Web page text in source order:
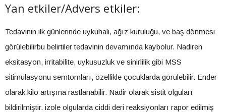
Yan etkiler/Advers etkiler:
Tedavinin ilk günlerinde uykuhali, ağız kuruluğu, ve baş dönmesi
görülebilirbu belirtiler tedavinin devamında kaybolur. Nadiren
eksitasyon, irritabilite, uykusuzluk ve sinirlilik gibi MSS
sitimülasyonu semtomları, özellikle çocuklarda görülebilir. Ender
olarak kilo artışına rastlanabilir. Nadir olarak sistit olguları
bildirilmiştir. izole olgularda ciddi deri reaksiyonları rapor edilmiş